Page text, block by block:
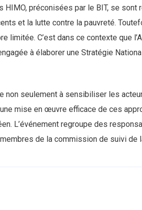
HIMO, préconisées par le BIT, se
et la lutte contre la pauvreté.
limitée. C’est dans ce contexte que
à élaborer une Stratégie
non seulement à sensibiliser les
une mise en œuvre efficace de ces
L’événement regroupe des
de la commission de suivi de